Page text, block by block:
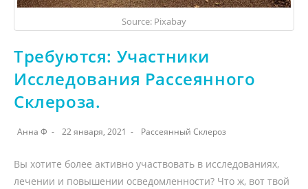
Source: Pixabay
Требуются: Участники
Исследования Рассеянного
Склероза.
Анна Ф 22 января, 2021 Рассеянный Склероз
Вы хотите более активно участвовать в исследованиях,
лечении и повышении осведомленности? Что ж, вот твой